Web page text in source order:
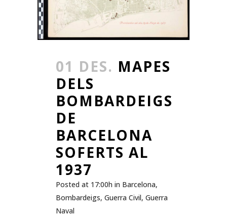
01 DES. MAPES
DELS
BOMBARDEIGS
DE
BARCELONA
SOFERTS AL
1937
Posted at 17:00h in Barcelona,
Bombardeigs, Guerra Civil, Guerra
Naval